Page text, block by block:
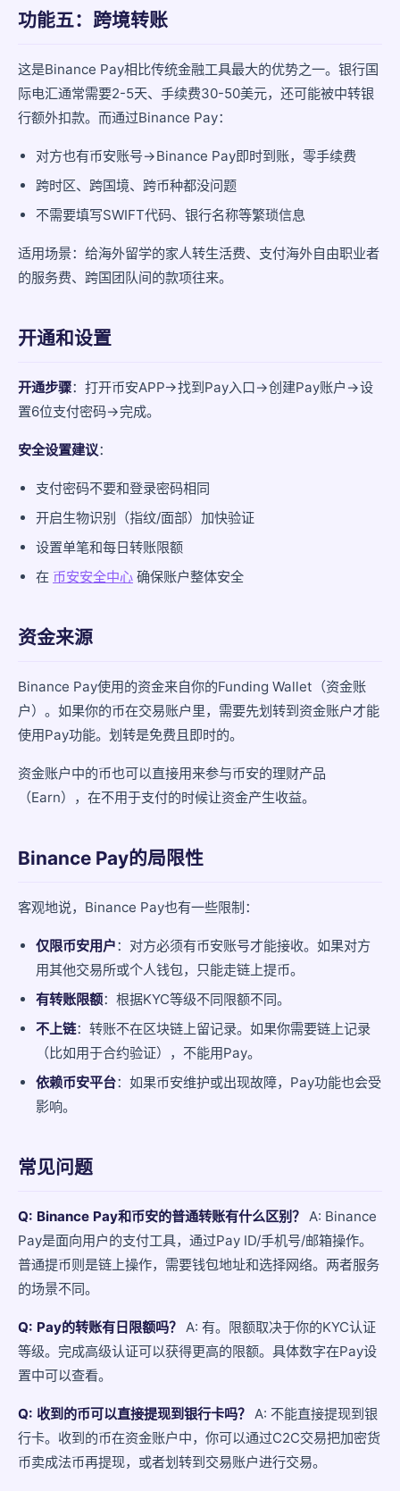
功能五：跨境转账
这是Binance Pay相比传统金融工具最大的优势之一。银行国
际电汇通常需要2-5天、手续费30-50美元，还可能被中转银
行额外扣款。而通过Binance Pay：
对方也有币安账号→Binance Pay即时到账，零手续费
跨时区、跨国境、跨币种都没问题
不需要填写SWIFT代码、银行名称等繁琐信息
适用场景：给海外留学的家人转生活费、支付海外自由职业者
的服务费、跨国团队间的款项往来。
开通和设置
开通步骤：打开币安APP→找到Pay入口→创建Pay账户→设
置6位支付密码→完成。
安全设置建议：
支付密码不要和登录密码相同
开启生物识别（指纹/面部）加快验证
设置单笔和每日转账限额
在 币安安全中心 确保账户整体安全
资金来源
Binance Pay使用的资金来自你的Funding Wallet（资金账
户）。如果你的币在交易账户里，需要先划转到资金账户才能
使用Pay功能。划转是免费且即时的。
资金账户中的币也可以直接用来参与币安的理财产品
（Earn），在不用于支付的时候让资金产生收益。
Binance Pay的局限性
客观地说，Binance Pay也有一些限制：
仅限币安用户：对方必须有币安账号才能接收。如果对方
用其他交易所或个人钱包，只能走链上提币。
有转账限额：根据KYC等级不同限额不同。
不上链：转账不在区块链上留记录。如果你需要链上记录
（比如用于合约验证），不能用Pay。
依赖币安平台：如果币安维护或出现故障，Pay功能也会受
影响。
常见问题
Q: Binance Pay和币安的普通转账有什么区别？ A: Binance
Pay是面向用户的支付工具，通过Pay ID/手机号/邮箱操作。
普通提币则是链上操作，需要钱包地址和选择网络。两者服务
的场景不同。
Q: Pay的转账有日限额吗？ A: 有。限额取决于你的KYC认证
等级。完成高级认证可以获得更高的限额。具体数字在Pay设
置中可以查看。
Q: 收到的币可以直接提现到银行卡吗？ A: 不能直接提现到银
行卡。收到的币在资金账户中，你可以通过C2C交易把加密货
币卖成法币再提现，或者划转到交易账户进行交易。